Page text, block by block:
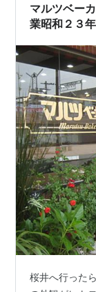
マルツベー
業昭和２３
桜井へ行った